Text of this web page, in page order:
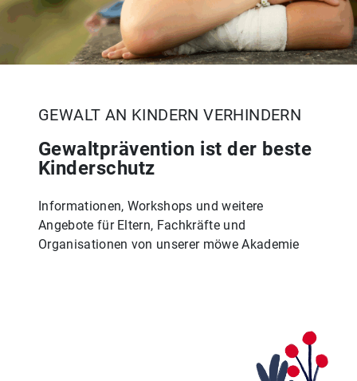
GEWALT AN KINDERN VERHINDERN
Gewaltprävention ist der beste
Kinderschutz
Informationen, Workshops und weitere
Angebote für Eltern, Fachkräfte und
Organisationen von unserer möwe Akademie